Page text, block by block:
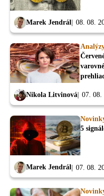
Marek Jendrál 08. 08.
Nikola Litvinová 07. 08.
5
Marek Jendrál 07. 08.